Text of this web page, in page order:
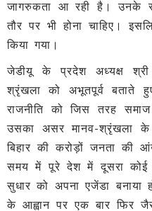
जागरुकता आ रही है। उनके
तौर पर भी होना चाहिए।
किया गया।
जेडीयू के प्रदेश अध्यक्ष श्री
श्रृंखला को अभूतपूर्व बताते
राजनीति को जिस तरह
उसका असर मानव-श्रृंखला
बिहार की करोड़ों जनता की
समय में पूरे देश में दूसरा कोई
सुधार को अपना एजेंडा बनाया
के आह्वान पर एक बार फिर